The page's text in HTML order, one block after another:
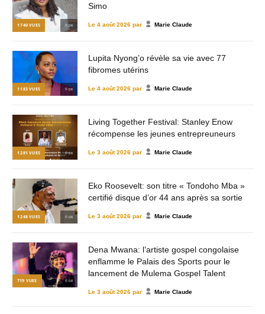
1 740 VUES © DR
Simo
Le 4 août 2026 par Marie Claude
1 183 VUES © DR
Lupita Nyong’o révèle sa vie avec 77
fibromes utérins
Le 4 août 2026 par Marie Claude
1 281 VUES © DR
Living Together Festival: Stanley Enow
récompense les jeunes entrepreuneurs
Le 3 août 2026 par Marie Claude
1 248 VUES © DR
Eko Roosevelt: son titre « Tondoho Mba »
certifié disque d’or 44 ans après sa sortie
Le 3 août 2026 par Marie Claude
719 VUES © DR
Dena Mwana: l’artiste gospel congolaise
enflamme le Palais des Sports pour le
lancement de Mulema Gospel Talent
Le 3 août 2026 par Marie Claude